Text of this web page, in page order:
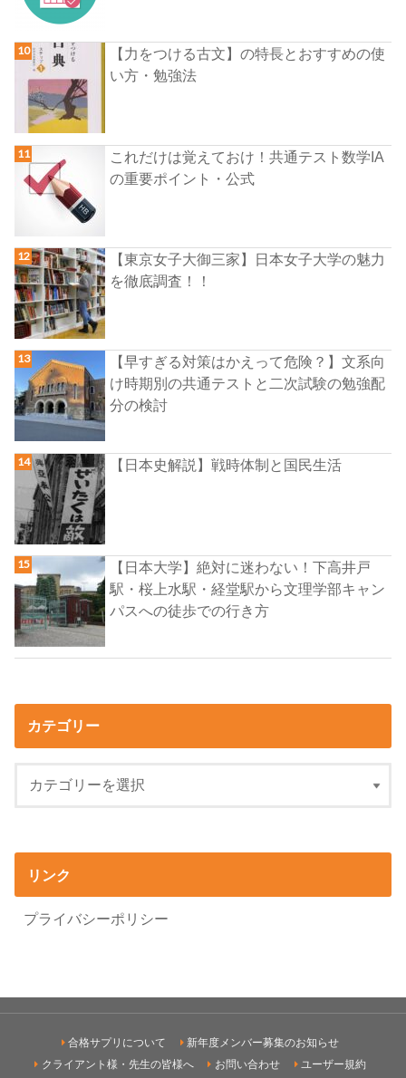
【力をつける古文】の特長とおすすめの使
い方・勉強法
これだけは覚えておけ！共通テスト数学IA
の重要ポイント・公式
【東京女子大御三家】日本女子大学の魅力
を徹底調査！！
【早すぎる対策はかえって危険？】文系向
け時期別の共通テストと二次試験の勉強配
分の検討
【日本史解説】戦時体制と国民生活
【日本大学】絶対に迷わない！下高井戸
駅・桜上水駅・経堂駅から文理学部キャン
パスへの徒歩での行き方
カテゴリー
リンク
プライバシーポリシー
合格サプリについて
新年度メンバー募集のお知らせ
クライアント様・先生の皆様へ
お問い合わせ ユーザー規約